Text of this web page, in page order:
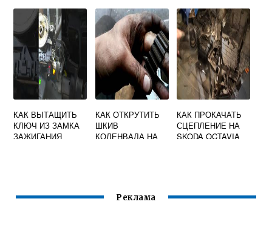
TOUR
TOUR
КАК ВЫТАЩИТЬ
КЛЮЧ ИЗ ЗАМКА
ЗАЖИГАНИЯ
КАК ОТКРУТИТЬ
ШКИВ
КОЛЕНВАЛА НА
КАК ПРОКАЧАТЬ
СЦЕПЛЕНИЕ НА
SKODA OCTAVIA
Реклама